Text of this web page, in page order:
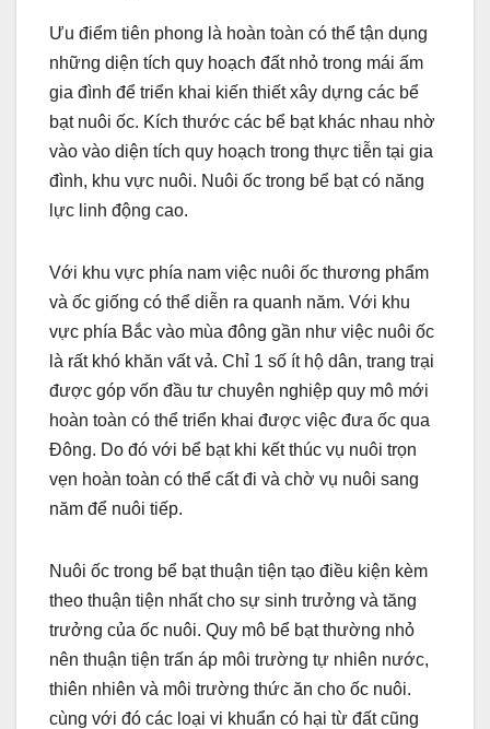
Ưu điểm tiên phong là hoàn toàn có thể tận dụng
những diện tích quy hoạch đất nhỏ trong mái ấm
gia đình để triển khai kiến thiết xây dựng các bể
bạt nuôi ốc. Kích thước các bể bạt khác nhau nhờ
vào vào diện tích quy hoạch trong thực tiễn tại gia
đình, khu vực nuôi. Nuôi ốc trong bể bạt có năng
lực linh động cao.
Với khu vực phía nam việc nuôi ốc thương phẩm
và ốc giống có thể diễn ra quanh năm. Với khu
vực phía Bắc vào mùa đông gần như việc nuôi ốc
là rất khó khăn vất vả. Chỉ 1 số ít hộ dân, trang trại
được góp vốn đầu tư chuyên nghiệp quy mô mới
hoàn toàn có thể triển khai được việc đưa ốc qua
Đông. Do đó với bể bạt khi kết thúc vụ nuôi trọn
vẹn hoàn toàn có thể cất đi và chờ vụ nuôi sang
năm để nuôi tiếp.
Nuôi ốc trong bể bạt thuận tiện tạo điều kiện kèm
theo thuận tiện nhất cho sự sinh trưởng và tăng
trưởng của ốc nuôi. Quy mô bể bạt thường nhỏ
nên thuận tiện trấn áp môi trường tự nhiên nước,
thiên nhiên và môi trường thức ăn cho ốc nuôi.
cùng với đó các loại vi khuẩn có hại từ đất cũng